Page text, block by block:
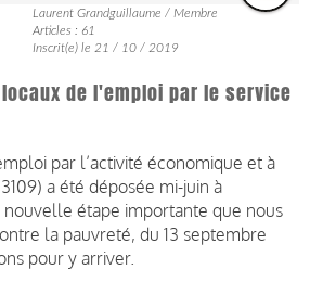
Laurent Grandguillaume / Membre
Articles : 61
Inscrit(e) le 21 / 10 / 2019
de l'emploi par le service
par l’activité économique et à
a été déposée mi-juin à
étape importante que nous
la pauvreté, du 13 septembre
pour y arriver.